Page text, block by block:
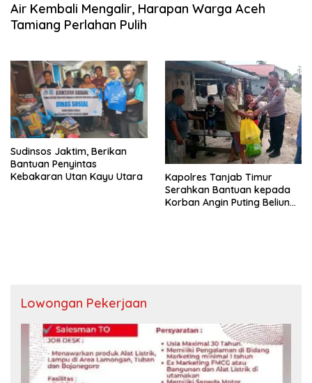
Air Kembali Mengalir, Harapan Warga Aceh
Tamiang Perlahan Pulih
Sudinsos Jaktim, Berikan
Bantuan Penyintas
Kebakaran Utan Kayu Utara
Kapolres Tanjab Timur
Serahkan Bantuan kepada
Korban Angin Puting Beliung
Lowongan Pekerjaan